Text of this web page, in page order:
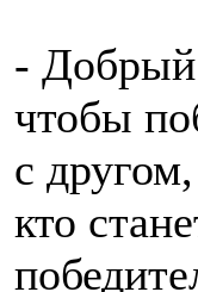
- Добрый
чтобы
с
кто